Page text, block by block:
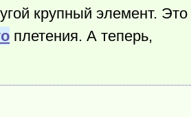
крупный элемент. Это
плетения. А теперь,